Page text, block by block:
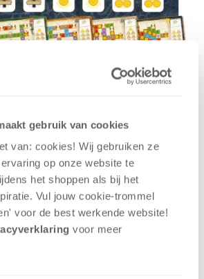
gebruik van cookies
van: cookies! Wij gebruiken ze
op onze website te
het shoppen als bij het
Vul jouw cookie-trommel
voor de best werkende website​!
voor meer
goud. Met een
tracht je het oerwoud te
van de inheemse
en deze verloren stad te
explore-spel moet je het pad
slim bewandelen door de
te kiezen. Aan de hand van vier
met een eigen speelvel en